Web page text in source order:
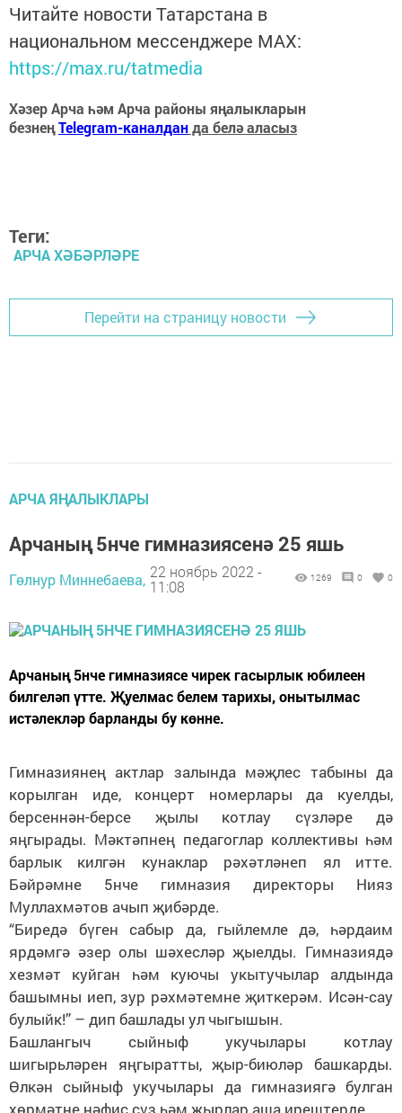
Читайте новости Татарстана в
национальном мессенджере MАХ:
https://max.ru/tatmedia
Хәзер Арча һәм Арча районы яңалыкларын
безнеңTelegram-каналданда белә аласыз
Теги:
АРЧА ХӘБӘРЛӘРЕ
Перейти на страницу новости
АРЧА ЯҢАЛЫКЛАРЫ
Арчаның 5нче гимназиясенә 25 яшь
Гөлнур Миннебаева, 22 ноябрь 2022 -
11:08
1269 0 0
Арчаның 5нче гимназиясе чирек гасырлык юбилеен
билгеләп үтте. Җуелмас белем тарихы, онытылмас
истәлекләр барланды бу көнне.
Гимназиянең актлар залында мәҗлес табыны да
корылган иде, концерт номерлары да куелды,
берсеннән-берсе җылы котлау сүзләре дә
яңгырады. Мәктәпнең педагоглар коллективы һәм
барлык килгән кунаклар рәхәтләнеп ял итте.
Бәйрәмне 5нче гимназия директоры Нияз
Муллахмәтов ачып җибәрде.
“Биредә бүген сабыр да, гыйлемле дә, һәрдаим
ярдәмгә әзер олы шәхесләр җыелды. Гимназиядә
хезмәт куйган һәм куючы укытучылар алдында
башымны иеп, зур рәхмәтемне җиткерәм. Исән-сау
булыйк!” – дип башлады ул чыгышын.
Башлангыч сыйныф укучылары котлау
шигырьләрен яңгыратты, җыр-биюләр башкарды.
Өлкән сыйныф укучылары да гимназиягә булган